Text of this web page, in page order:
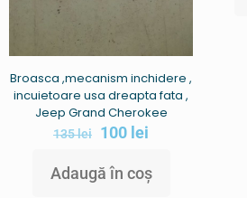
Broasca ,mecanism inchidere ,
incuietoare usa dreapta fata ,
Jeep Grand Cherokee
135lei 100 lei
Adaugă în coș